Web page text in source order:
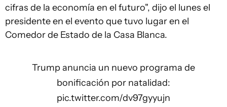
cifras de la economía en el futuro", dijo el lunes el
presidente en el evento que tuvo lugar en el
Comedor de Estado de la Casa Blanca.
Trump anuncia un nuevo programa de
bonificación por natalidad:
pic.twitter.com/dv97gyyujn